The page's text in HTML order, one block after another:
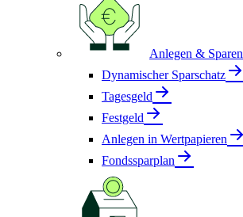
Anlegen & Sparen
Dynamischer Sparschatz
Tagesgeld
Festgeld
Anlegen in Wertpapieren
Fondssparplan